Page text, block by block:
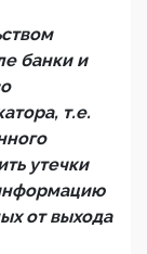
банки и
т.е.
утечки
от выхода